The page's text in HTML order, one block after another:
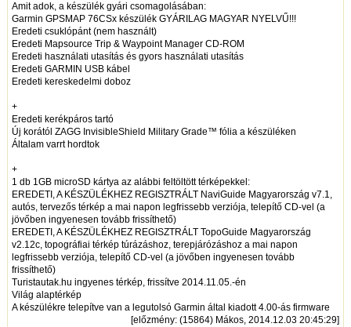
Amit adok, a készülék gyári csomagolásában:
Garmin GPSMAP 76CSx készülék GYÁRILAG MAGYAR NYELVŰ!!!
Eredeti csuklópánt (nem használt)
Eredeti Mapsource Trip & Waypoint Manager CD-ROM
Eredeti használati utasítás és gyors használati utasítás
Eredeti GARMIN USB kábel
Eredeti kereskedelmi doboz
+
Eredeti kerékpáros tartó
Új korától ZAGG InvisibleShield Military Grade™ fólia a készüléken
Általam varrt hordtok
+
1 db 1GB microSD kártya az alábbi feltöltött térképekkel:
EREDETI, A KÉSZÜLÉKHEZ REGISZTRÁLT NaviGuide Magyarország v7.1,
autós, tervezős térkép a mai napon legfrissebb verziója, telepítő CD-vel (a
jövőben ingyenesen tovább frissíthető)
EREDETI, A KÉSZÜLÉKHEZ REGISZTRÁLT TopoGuide Magyarország
v2.12c, topográfiai térkép túrázáshoz, terepjárózáshoz a mai napon
legfrissebb verziója, telepítő CD-vel (a jövőben ingyenesen tovább
frissíthető)
Turistautak.hu ingyenes térkép, frissítve 2014.11.05.-én
Világ alaptérkép
A készülékre telepítve van a legutolsó Garmin által kiadott 4.00-ás firmware
[előzmény: (15864) Mákos, 2014.12.03 20:45:29]